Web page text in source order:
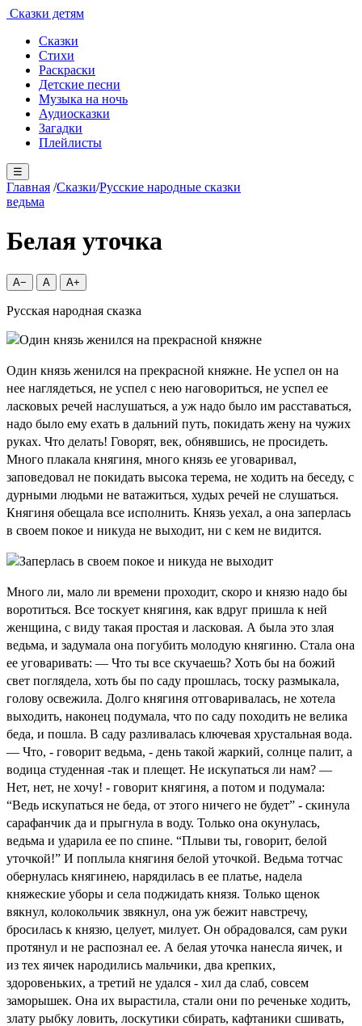
Сказки детям
Сказки
Стихи
Раскраски
Детские песни
Музыка на ночь
Аудиосказки
Загадки
Плейлисты
☰
Главная /Сказки/Русские народные сказки
ведьма
Белая уточка
A− A A+
Русская народная сказка
Один князь женился на прекрасной княжне. Не успел он на
нее наглядеться, не успел с нею наговориться, не успел ее
ласковых речей наслушаться, а уж надо было им расставаться,
надо было ему ехать в дальний путь, покидать жену на чужих
руках. Что делать! Говорят, век, обнявшись, не просидеть.
Много плакала княгиня, много князь ее уговаривал,
заповедовал не покидать высока терема, не ходить на беседу, с
дурными людьми не ватажиться, худых речей не слушаться.
Княгиня обещала все исполнить. Князь уехал, а она заперлась
в своем покое и никуда не выходит, ни с кем не видится.
Много ли, мало ли времени проходит, скоро и князю надо бы
воротиться. Все тоскует княгиня, как вдруг пришла к ней
женщина, с виду такая простая и ласковая. А была это злая
ведьма, и задумала она погубить молодую княгиню. Стала она
ее уговаривать: — Что ты все скучаешь? Хоть бы на божий
свет поглядела, хоть бы по саду прошлась, тоску размыкала,
голову освежила. Долго княгиня отговаривалась, не хотела
выходить, наконец подумала, что по саду походить не велика
беда, и пошла. В саду разливалась ключевая хрустальная вода.
— Что, - говорит ведьма, - день такой жаркий, солнце палит, а
водица студенная -так и плещет. Не искупаться ли нам? —
Нет, нет, не хочу! - говорит княгиня, а потом и подумала:
“Ведь искупаться не беда, от этого ничего не будет” - скинула
сарафанчик да и прыгнула в воду. Только она окунулась,
ведьма и ударила ее по спине. “Плыви ты, говорит, белой
уточкой!” И поплыла княгиня белой уточкой. Ведьма тотчас
обернулась княгинею, нарядилась в ее платье, надела
княжеские уборы и села поджидать князя. Только щенок
вякнул, колокольчик звякнул, она уж бежит навстречу,
бросилась к князю, целует, милует. Он обрадовался, сам руки
протянул и не распознал ее. А белая уточка нанесла яичек, и
из тех яичек народились мальчики, два крепких,
здоровеньких, а третий не удался - хил да слаб, совсем
заморышек. Она их вырастила, стали они по реченьке ходить,
злату рыбку ловить, лоскутики сбирать, кафтаники сшивать,